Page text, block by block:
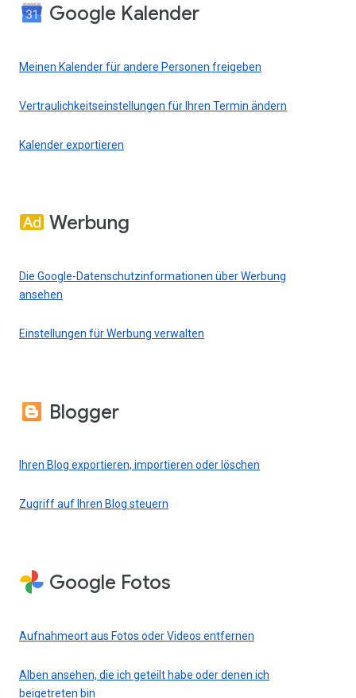
Google Kalender
Meinen Kalender für andere Personen freigeben
Vertraulichkeitseinstellungen für Ihren Termin ändern
Kalender exportieren
Werbung
Die Google-Datenschutzinformationen über Werbung
ansehen
Einstellungen für Werbung verwalten
Blogger
Ihren Blog exportieren, importieren oder löschen
Zugriff auf Ihren Blog steuern
Google Fotos
Aufnahmeort aus Fotos oder Videos entfernen
Alben ansehen, die ich geteilt habe oder denen ich
beigetreten bin